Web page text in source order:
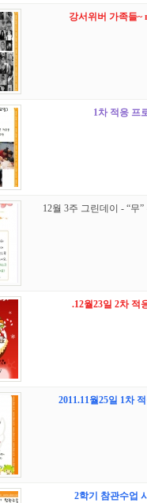
강서위버 가족들~
1차 적응 프
12월 3주 그린데이 - “무
.12월23일 2차 적
2011.11월25일 1차
2학기 참관수업